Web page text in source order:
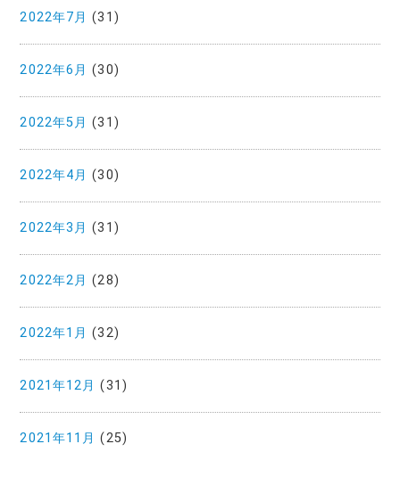
2022年7月 (31)
2022年6月 (30)
2022年5月 (31)
2022年4月 (30)
2022年3月 (31)
2022年2月 (28)
2022年1月 (32)
2021年12月 (31)
2021年11月 (25)